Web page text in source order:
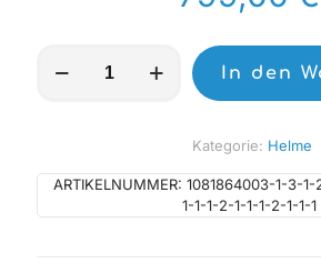
Helmet
Neon
In den
ARTIKELNUMMER: 1081864003-1-3-1-
1-1-1-2-1-1-1-2-1-1-1
Kategorie: Helme